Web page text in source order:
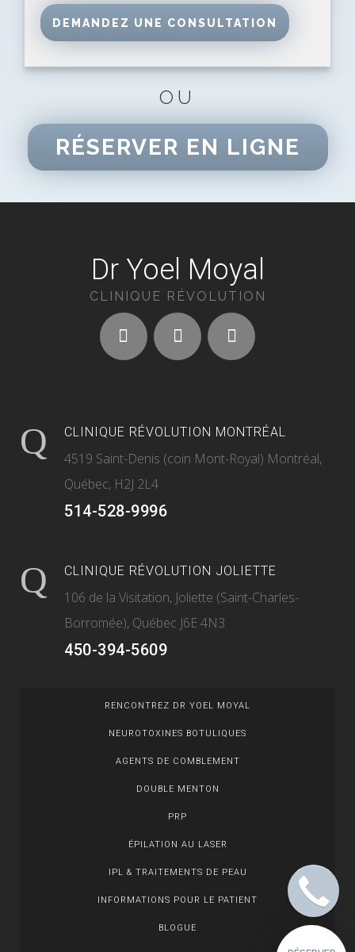
OU
RÉSERVER EN LIGNE
CLINIQUE RÉVOLUTION MONTRÉAL
4519 Saint-Denis (coin Mont-Royal) Montréal,
Québec, H2J 2L4
514-528-9996
Dr Yoel Moyal
CLINIQUE RÉVOLUTION
CLINIQUE RÉVOLUTION JOLIETTE
106 de la Visitation, Joliette (Saint-Charles-
Borromée), Québec J6E 4N3
450-394-5609
RENCONTREZ DR YOEL MOYAL
NEUROTOXINES BOTULIQUES
AGENTS DE COMBLEMENT
DOUBLE MENTON
PRP
ÉPILATION AU LASER
IPL & TRAITEMENTS DE PEAU
INFORMATIONS POUR LE PATIENT
BLOGUE